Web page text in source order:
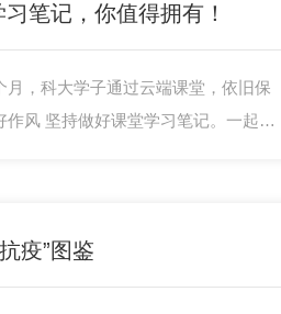
习笔记，你值得拥有！
月，科大学子通过云端课堂，依旧保
作风 坚持做好课堂学习笔记。一起来
疫”图鉴